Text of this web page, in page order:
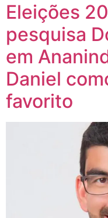
Eleições
pesquisa
em
Daniel
favorito